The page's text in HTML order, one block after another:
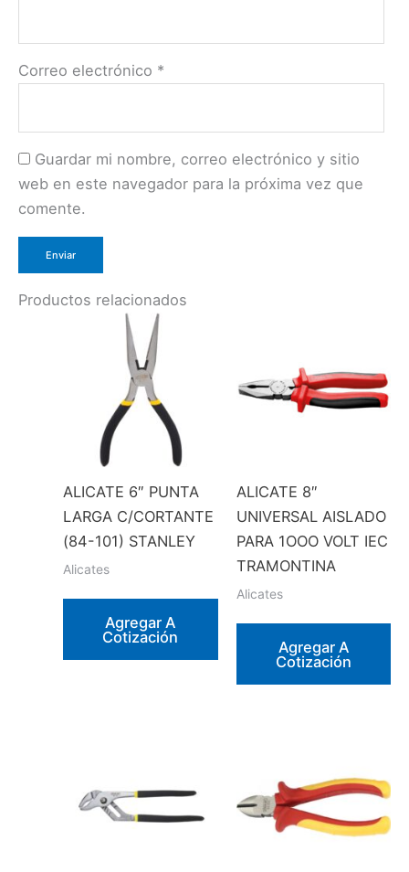
Correo electrónico *
Guardar mi nombre, correo electrónico y sitio
web en este navegador para la próxima vez que
comente.
Productos relacionados
ALICATE 6″ PUNTA
LARGA C/CORTANTE
(84-101) STANLEY
Alicates
Agregar A
Cotización
ALICATE 8″
UNIVERSAL AISLADO
PARA 1OOO VOLT IEC
TRAMONTINA
Alicates
Agregar A
Cotización